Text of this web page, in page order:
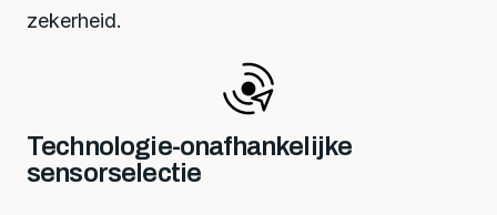
zekerheid.
Technologie-onafhankelijke
sensorselectie